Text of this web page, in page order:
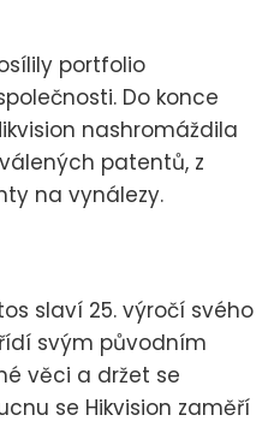
portfolio
Do konce
nashromáždila
patentů, z
na vynálezy.
slaví 25. výročí svého
svým původním
věci a držet se
se Hikvision zaměří